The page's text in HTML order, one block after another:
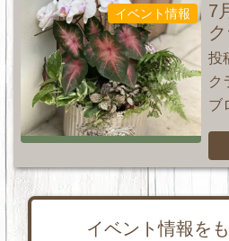
イベント情報
7
投
ク
ブ
イベント情報を